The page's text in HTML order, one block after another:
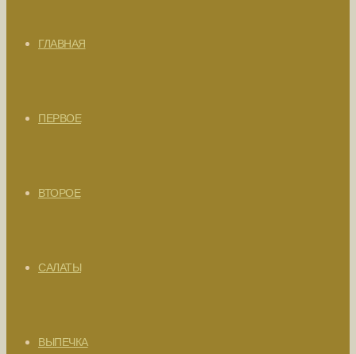
ГЛАВНАЯ
ПЕРВОЕ
ВТОРОЕ
САЛАТЫ
ВЫПЕЧКА